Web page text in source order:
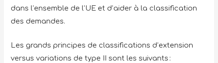
dans l’ensemble de l’UE et d’aider à la classification
des demandes.
Les grands principes de classifications d’extension
versus variations de type II sont les suivants :